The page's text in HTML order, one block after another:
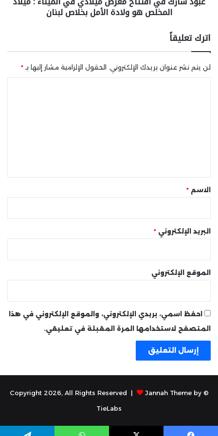
المخلص هو ولادة الأمل بخلاص لبنان
اترك تعليقاً
لن يتم نشر عنوان بريدك الإلكتروني. الحقول الإلزامية مشار إليها بـ*
* الاسم *
البريد الإلكتروني *
الموقع الإلكتروني
احفظ اسمي، بريدي الإلكتروني، والموقع الإلكتروني في هذا
المتصفح لاستخدامها المرة المقبلة في تعليقي.
© Copyright 2026, All Rights Reserved |
Jannah Theme by
TieLabs